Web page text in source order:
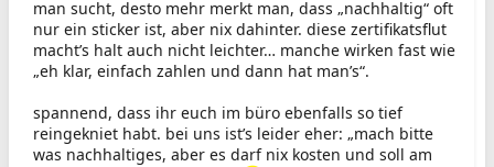
man sucht, desto mehr merkt man, dass „nachhaltig“ oft
nur ein sticker ist, aber nix dahinter. diese zertifikatsflut
macht’s halt auch nicht leichter… manche wirken fast wie
„eh klar, einfach zahlen und dann hat man’s“.
spannend, dass ihr euch im büro ebenfalls so tief
reingekniet habt. bei uns ist’s leider eher: „mach bitte
was nachhaltiges, aber es darf nix kosten und soll am